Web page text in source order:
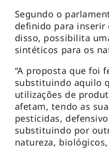
Segundo o
definido para inserir
disso, possibilita
sintéticos para os
“A proposta que foi
substituindo aquilo
utilizações de
afetam, tendo as
pesticidas,
substituindo por
natureza,